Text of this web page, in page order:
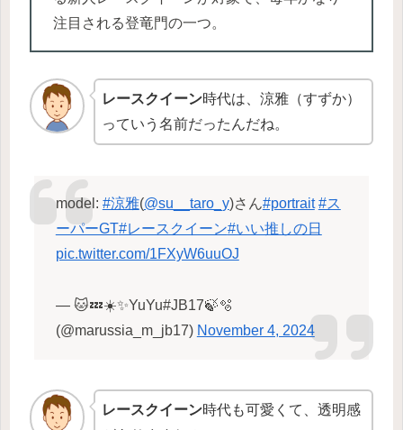
注目される登竜門の一つ。
レースクイーン時代は、涼雅（すずか）
っていう名前だったんだね。
model: #涼雅(@su__taro_y)さん#portrait #ス
ーパーGT#レースクイーン#いい推しの日
pic.twitter.com/1FXyW6uuOJ
— 🐱💤☀️✨YuYu#JB17🍃🫧
(@marussia_m_jb17) November 4, 2024
レースクイーン時代も可愛くて、透明感